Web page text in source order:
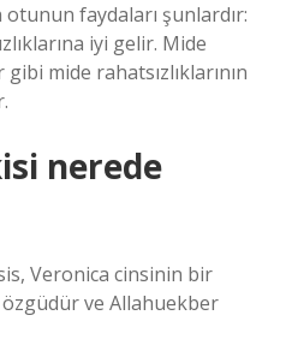
otunun faydaları şunlardır:
iyi gelir. Mide
mide rahatsızlıklarının
nerede
Veronica cinsinin bir
ve Allahuekber